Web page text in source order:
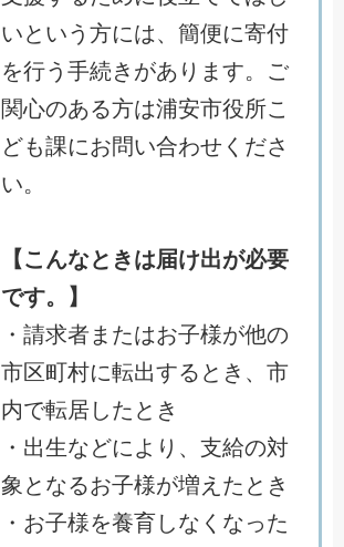
いという方には、簡便に寄付
を行う手続きがあります。ご
関心のある方は浦安市役所こ
ども課にお問い合わせくださ
い。
【こんなときは届け出が必要
です。】
・請求者またはお子様が他の
市区町村に転出するとき、市
内で転居したとき
・出生などにより、支給の対
象となるお子様が増えたとき
・お子様を養育しなくなった